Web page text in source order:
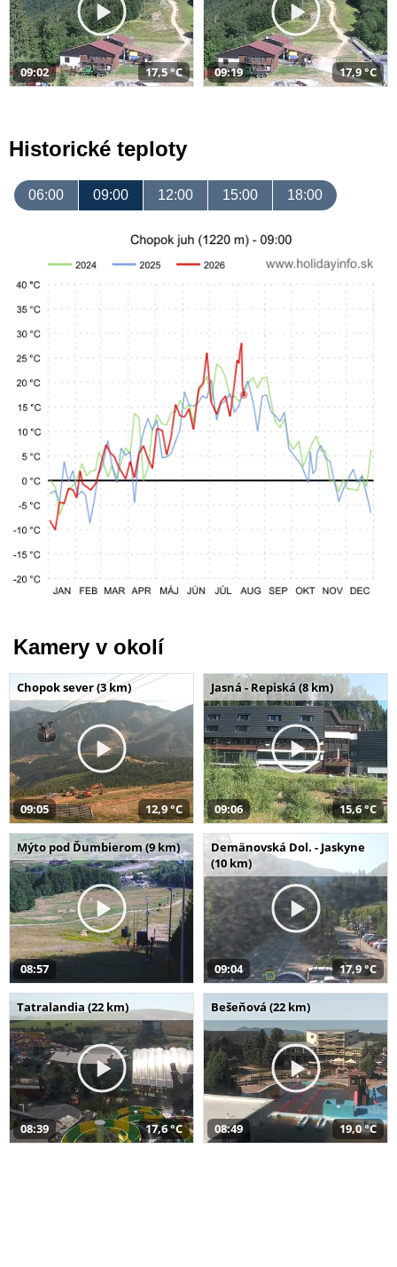
09:02 17,5 °C 09:19 17,9 °C
Historické teploty
06:00 09:00 12:00 15:00 18:00
Kamery v okolí
Chopok sever (3 km)
09:05 12,9 °C
Jasná - Repiská (8 km)
09:06 15,6 °C
Mýto pod Ďumbierom (9 km)
08:57
Demänovská Dol. - Jaskyne
(10 km)
09:04 17,9 °C
Tatralandia (22 km)
08:39 17,6 °C
Bešeňová (22 km)
08:49 19,0 °C